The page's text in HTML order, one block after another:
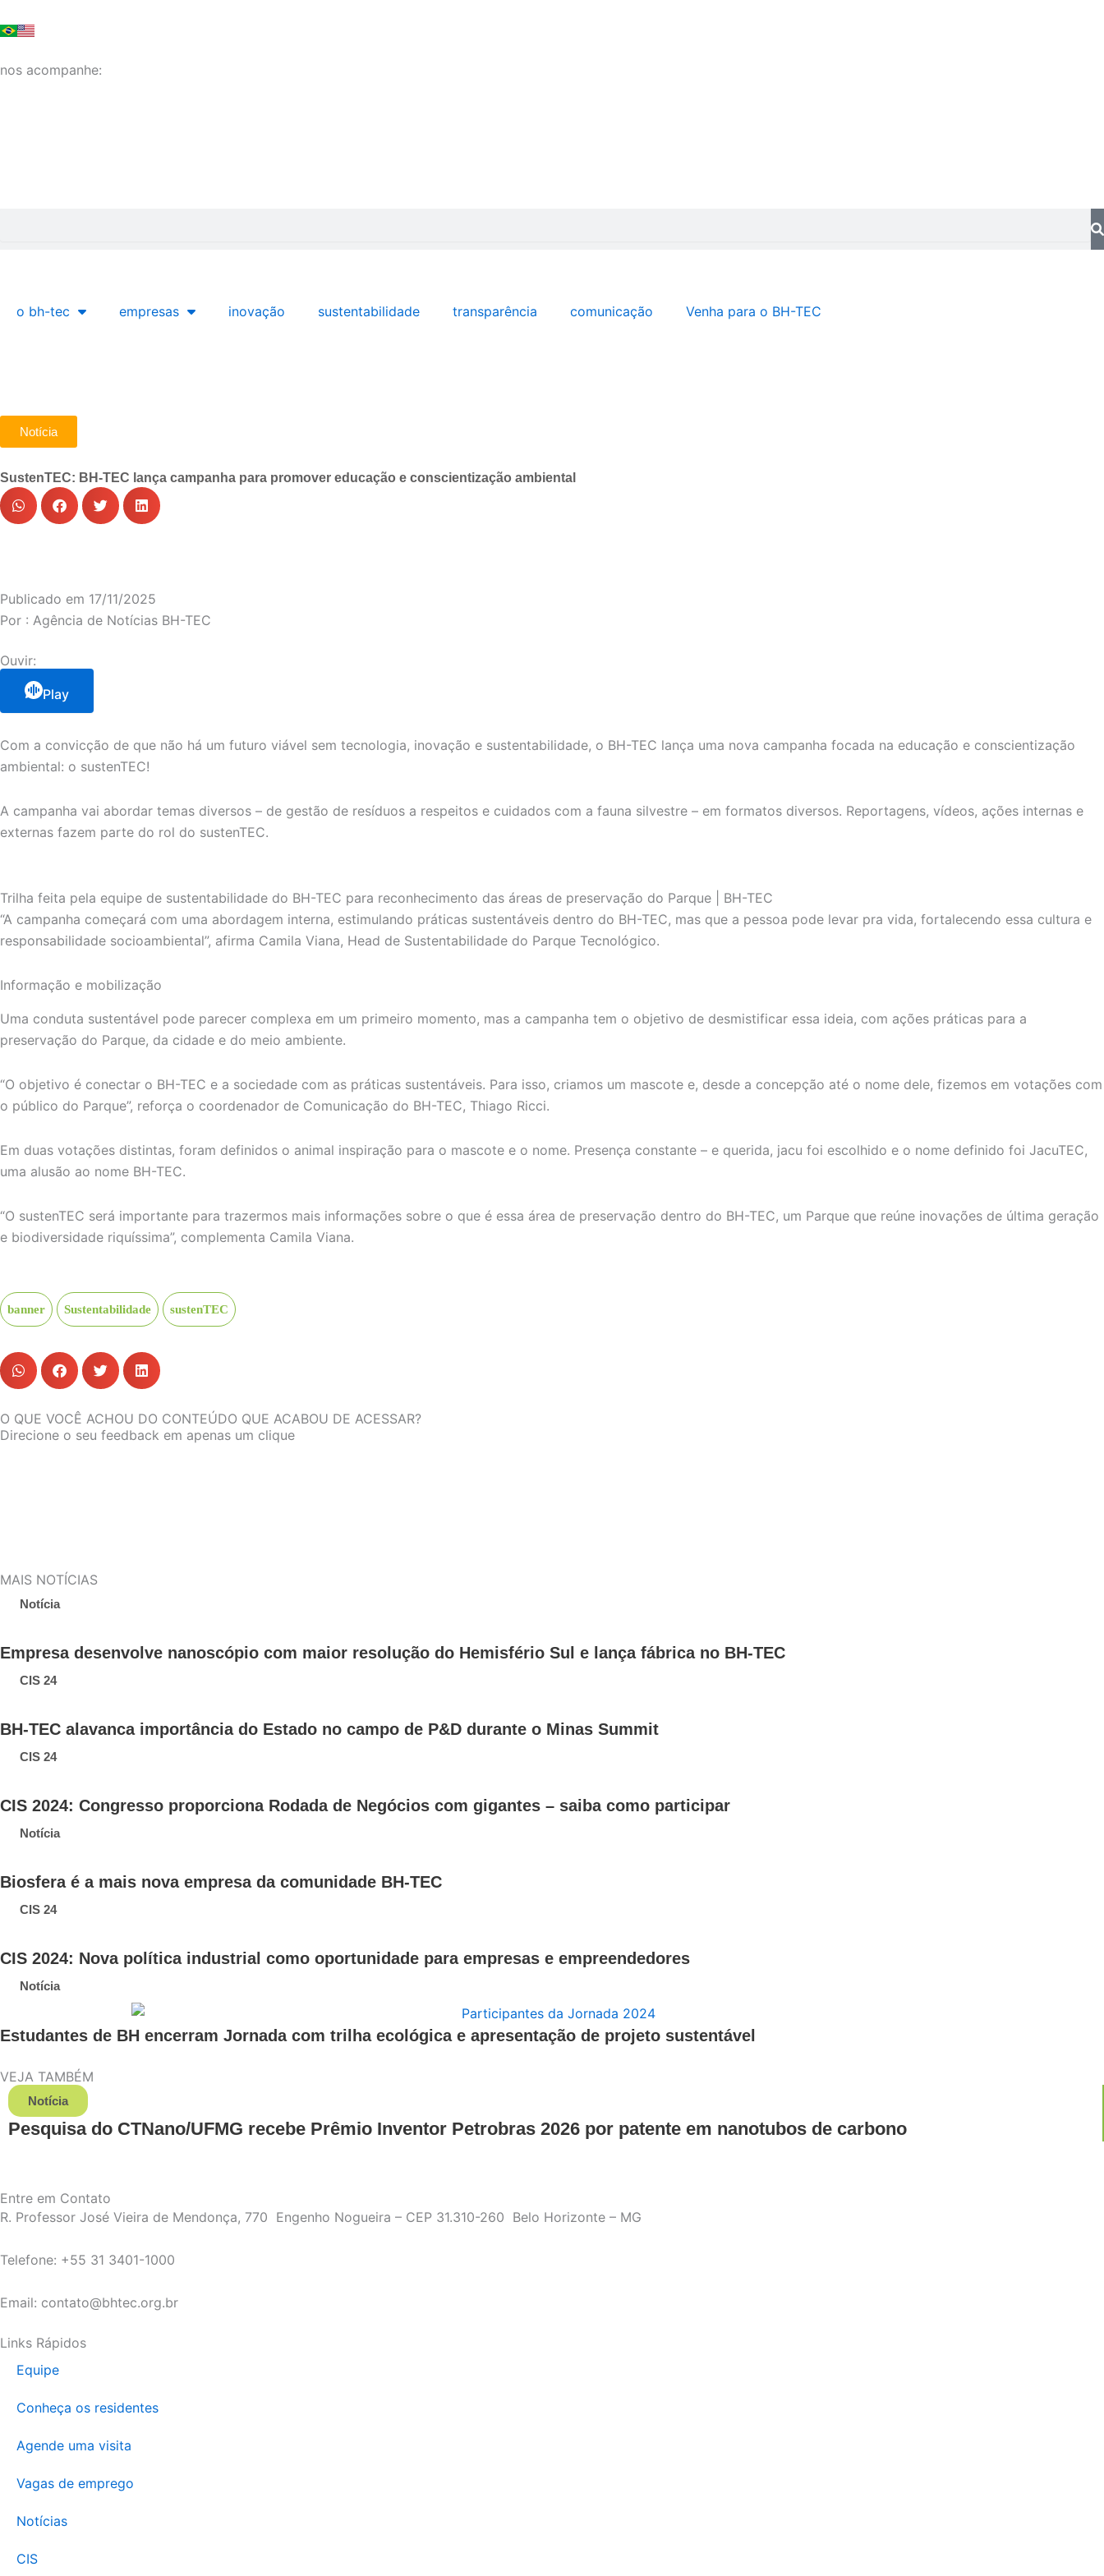
para
conteúdo
nos acompanhe:
o bh-tec empresas inovação sustentabilidade transparência comunicação Venha para o BH-TEC
Notícia
SustenTEC: BH-TEC lança campanha para promover educação e conscientização ambiental
Publicado em 17/11/2025
Por : Agência de Notícias BH-TEC
Ouvir:
Play
Com a convicção de que não há um futuro viável sem tecnologia, inovação e sustentabilidade, o BH-TEC lança uma nova campanha focada na educação e conscientização
ambiental: o sustenTEC!
A campanha vai abordar temas diversos – de gestão de resíduos a respeitos e cuidados com a fauna silvestre – em formatos diversos. Reportagens, vídeos, ações internas e
externas fazem parte do rol do sustenTEC.
Trilha feita pela equipe de sustentabilidade do BH-TEC para reconhecimento das áreas de preservação do Parque | BH-TEC
“A campanha começará com uma abordagem interna, estimulando práticas sustentáveis dentro do BH-TEC, mas que a pessoa pode levar pra vida, fortalecendo essa cultura e
responsabilidade socioambiental”, afirma Camila Viana, Head de Sustentabilidade do Parque Tecnológico.
Informação e mobilização
Uma conduta sustentável pode parecer complexa em um primeiro momento, mas a campanha tem o objetivo de desmistificar essa ideia, com ações práticas para a
preservação do Parque, da cidade e do meio ambiente.
“O objetivo é conectar o BH-TEC e a sociedade com as práticas sustentáveis. Para isso, criamos um mascote e, desde a concepção até o nome dele, fizemos em votações com
o público do Parque”, reforça o coordenador de Comunicação do BH-TEC, Thiago Ricci.
Em duas votações distintas, foram definidos o animal inspiração para o mascote e o nome. Presença constante – e querida, jacu foi escolhido e o nome definido foi JacuTEC,
uma alusão ao nome BH-TEC.
“O sustenTEC será importante para trazermos mais informações sobre o que é essa área de preservação dentro do BH-TEC, um Parque que reúne inovações de última geração
e biodiversidade riquíssima”, complementa Camila Viana.
banner Sustentabilidade sustenTEC
O QUE VOCÊ ACHOU DO CONTEÚDO QUE ACABOU DE ACESSAR?
Direcione o seu feedback em apenas um clique
MAIS NOTÍCIAS
Notícia
Empresa desenvolve nanoscópio com maior resolução do Hemisfério Sul e lança fábrica no BH-TEC
CIS 24
BH-TEC alavanca importância do Estado no campo de P&D durante o Minas Summit
CIS 24
CIS 2024: Congresso proporciona Rodada de Negócios com gigantes – saiba como participar
Notícia
Biosfera é a mais nova empresa da comunidade BH-TEC
CIS 24
CIS 2024: Nova política industrial como oportunidade para empresas e empreendedores
Notícia
Estudantes de BH encerram Jornada com trilha ecológica e apresentação de projeto sustentável
VEJA TAMBÉM
Notícia
Pesquisa do CTNano/UFMG recebe Prêmio Inventor Petrobras 2026 por patente em nanotubos de carbono
Entre em Contato
R. Professor José Vieira de Mendonça, 770 Engenho Nogueira – CEP 31.310-260 Belo Horizonte – MG
Telefone: +55 31 3401-1000
Email: contato@bhtec.org.br
Links Rápidos
Equipe
Conheça os residentes
Agende uma visita
Vagas de emprego
Notícias
CIS